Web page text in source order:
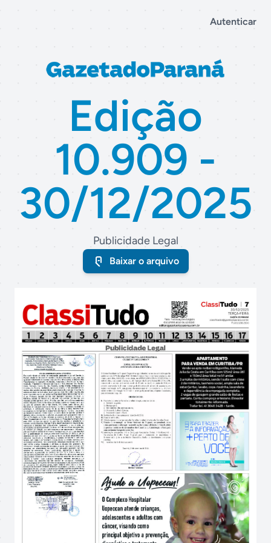
Autenticar
Edição
10.909 -
30/12/2025
Publicidade Legal
Baixar o arquivo